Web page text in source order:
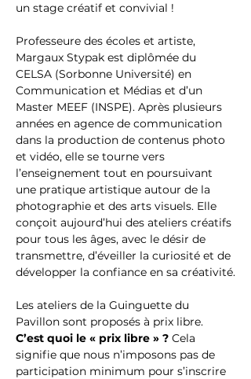
un stage créatif et convivial !
Professeure des écoles et artiste,
Margaux Stypak est diplômée du
CELSA (Sorbonne Université) en
Communication et Médias et d’un
Master MEEF (INSPE). Après plusieurs
années en agence de communication
dans la production de contenus photo
et vidéo, elle se tourne vers
l’enseignement tout en poursuivant
une pratique artistique autour de la
photographie et des arts visuels. Elle
conçoit aujourd’hui des ateliers créatifs
pour tous les âges, avec le désir de
transmettre, d’éveiller la curiosité et de
développer la confiance en sa créativité.
Les ateliers de la Guinguette du
Pavillon sont proposés à prix libre.
C’est quoi le « prix libre » ? Cela
signifie que nous n’imposons pas de
participation minimum pour s’inscrire